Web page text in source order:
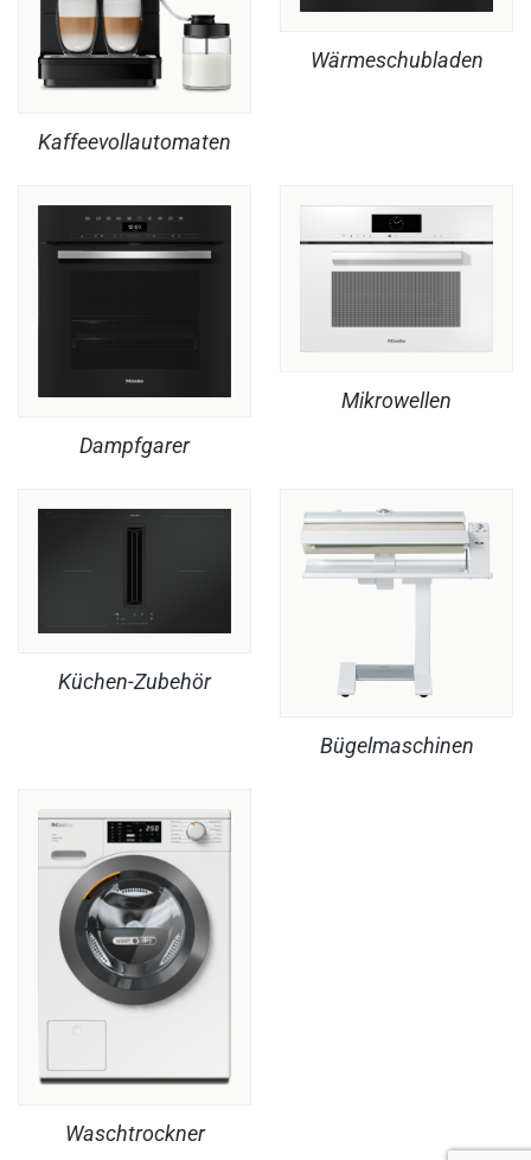
Kaffeevollautomaten
Wärmeschubladen
Dampfgarer
Mikrowellen
Küchen-Zubehör
Bügelmaschinen
Waschtrockner